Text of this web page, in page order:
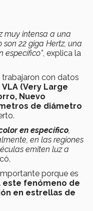
muy intensa a una
22 giga Hertz, una
específico”, explica la
con datos
VLA (Very Large
Nuevo
de diámetro
en específico,
en las regiones
emiten luz a
porque es
este fenómeno de
en estrellas de